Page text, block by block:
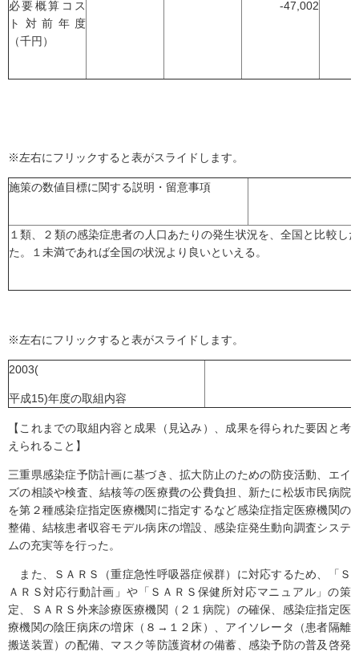
必要概算コス
ト対前年度
（千円）
-47,002
※左右にフリックすると表がスライドします。
施策の数値目標に関する説明・留意事項
１類、２類の感染症患者の人口あたりの発生状況を、全国と比較し
た。１未満であれば全国の状況より良いといえる。
※左右にフリックすると表がスライドします。
2003(
平成15)年度の取組内容
【これまでの取組内容と成果（見込み）、成果を得られた要因と考
えられること】
三重県感染症予防計画に基づき、拡大防止のための防疫活動、エイ
ズの相談や検査、結核等の医療費の公費負担、新たに松坂市民病院
を第２種感染症指定医療機関に指定するなど感染症指定医療機関の
整備、結核患者収容モデル病床の増設、感染症発生動向調査システ
ムの充実等を行った。
また、ＳＡＲＳ（重症急性呼吸器症候群）に対応するため、「Ｓ
ＡＲＳ対応行動計画」や「ＳＡＲＳ保健所対応マニュアル」の策
定、ＳＡＲＳ外来診療医療機関（２１病院）の確保、感染症指定医
療機関の陰圧病床の増床（８→１２床）、アイソレータ（患者隔離
搬送装置）の配備、マスク等防護資材の備蓄、感染予防の普及啓発